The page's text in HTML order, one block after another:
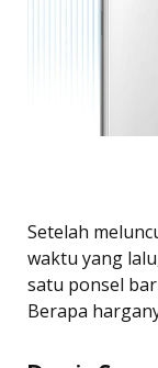
Setelah
waktu yang
satu ponsel
Berapa